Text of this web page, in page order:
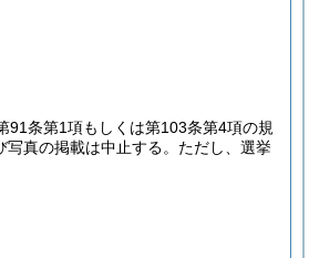
91条第1項もしくは第103条第4項の規
真の掲載は中止する。 ただし、選挙